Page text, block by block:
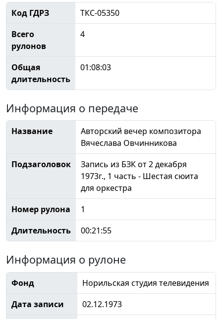
Код ГДРЗ
ТКС-05350
Всего
рулонов
4
Общая
длительность
01:08:03
Информация о передаче
Название
Авторский вечер композитора
Вячеслава Овчинникова
Подзаголовок
Запись из БЗК от 2 декабря
1973г., 1 часть - Шестая сюита
для оркестра
Номер рулона
1
Длительность
00:21:55
Информация о рулоне
Фонд
Норильская студия телевидения
Дата записи
02.12.1973